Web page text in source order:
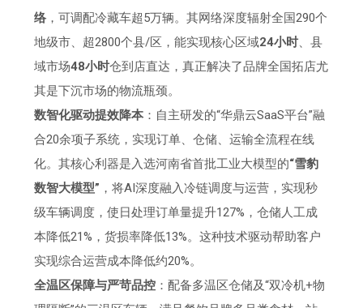
络 ，可调配冷藏车超5万辆。其网络深度辐射全国290个
地级市、超2800个县/区，能实现核心区域24小时、县
域市场48小时仓到店直达，真正解决了品牌全国拓店尤
其是下沉市场的物流瓶颈。
数智化驱动提效降本 ：自主研发的“华鼎云SaaS平台”融
合20余项子系统，实现订单、仓储、运输全流程在线
化。其核心利器是入选河南省首批工业大模型的“雪豹
数智大模型” ，将AI深度融入冷链调度与运营，实现秒
级车辆调度，使日处理订单量提升127%，仓储人工成
本降低21%，货损率降低13%。这种技术驱动帮助客户
实现综合运营成本降低约20%。
全温区保障与严苛品控 ：配备多温区仓储及“双冷机+物